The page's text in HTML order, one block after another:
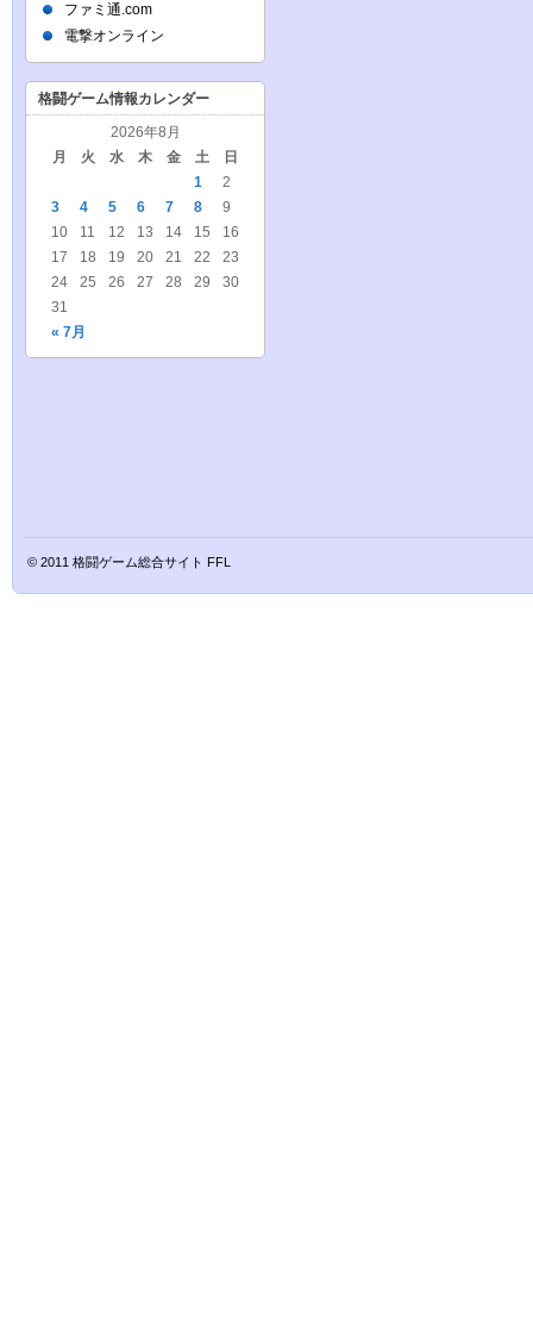
ファミ通.com
電撃オンライン
格闘ゲーム情報カレンダー
2026年8月
月
火 水 木 金 土 日
« 7月
1
2
3
4 5 6 7 8
9
10
11 12 13 14 15
16
17
18 19 20 21 22
23
24
25 26 27 28 29
30
31
© 2011 格闘ゲーム総合サイト FFL